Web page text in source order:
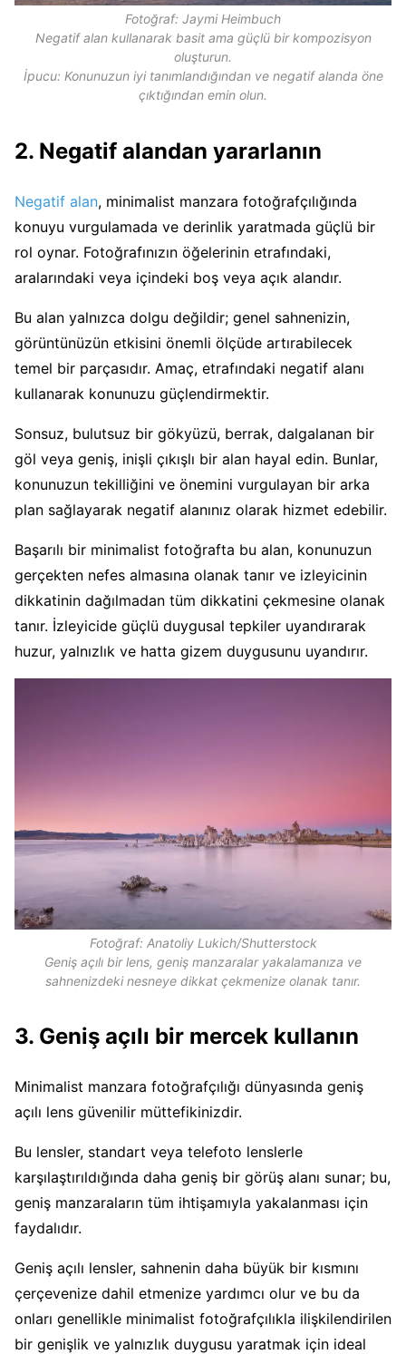
Fotoğraf: Jaymi Heimbuch
Negatif alan kullanarak basit ama güçlü bir kompozisyon
oluşturun.
İpucu: Konunuzun iyi tanımlandığından ve negatif alanda öne
çıktığından emin olun.
2. Negatif alandan yararlanın
Negatif alan, minimalist manzara fotoğrafçılığında
konuyu vurgulamada ve derinlik yaratmada güçlü bir
rol oynar. Fotoğrafınızın öğelerinin etrafındaki,
aralarındaki veya içindeki boş veya açık alandır.
Bu alan yalnızca dolgu değildir; genel sahnenizin,
görüntünüzün etkisini önemli ölçüde artırabilecek
temel bir parçasıdır. Amaç, etrafındaki negatif alanı
kullanarak konunuzu güçlendirmektir.
Sonsuz, bulutsuz bir gökyüzü, berrak, dalgalanan bir
göl veya geniş, inişli çıkışlı bir alan hayal edin. Bunlar,
konunuzun tekilliğini ve önemini vurgulayan bir arka
plan sağlayarak negatif alanınız olarak hizmet edebilir.
Başarılı bir minimalist fotoğrafta bu alan, konunuzun
gerçekten nefes almasına olanak tanır ve izleyicinin
dikkatinin dağılmadan tüm dikkatini çekmesine olanak
tanır. İzleyicide güçlü duygusal tepkiler uyandırarak
huzur, yalnızlık ve hatta gizem duygusunu uyandırır.
Fotoğraf: Anatoliy Lukich/Shutterstock
Geniş açılı bir lens, geniş manzaralar yakalamanıza ve
sahnenizdeki nesneye dikkat çekmenize olanak tanır.
3. Geniş açılı bir mercek kullanın
Minimalist manzara fotoğrafçılığı dünyasında geniş
açılı lens güvenilir müttefikinizdir.
Bu lensler, standart veya telefoto lenslerle
karşılaştırıldığında daha geniş bir görüş alanı sunar; bu,
geniş manzaraların tüm ihtişamıyla yakalanması için
faydalıdır.
Geniş açılı lensler, sahnenin daha büyük bir kısmını
çerçevenize dahil etmenize yardımcı olur ve bu da
onları genellikle minimalist fotoğrafçılıkla ilişkilendirilen
bir genişlik ve yalnızlık duygusu yaratmak için ideal